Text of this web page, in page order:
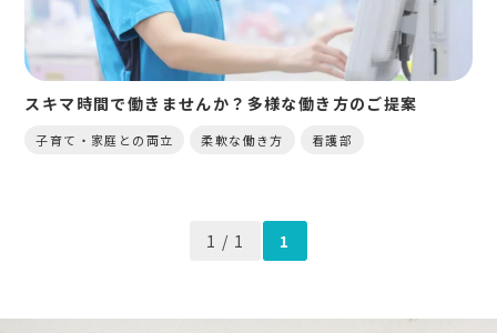
スキマ時間で働きませんか？多様な働き方のご提案
子育て・家庭との両立 柔軟な働き方 看護部
1 / 1 1